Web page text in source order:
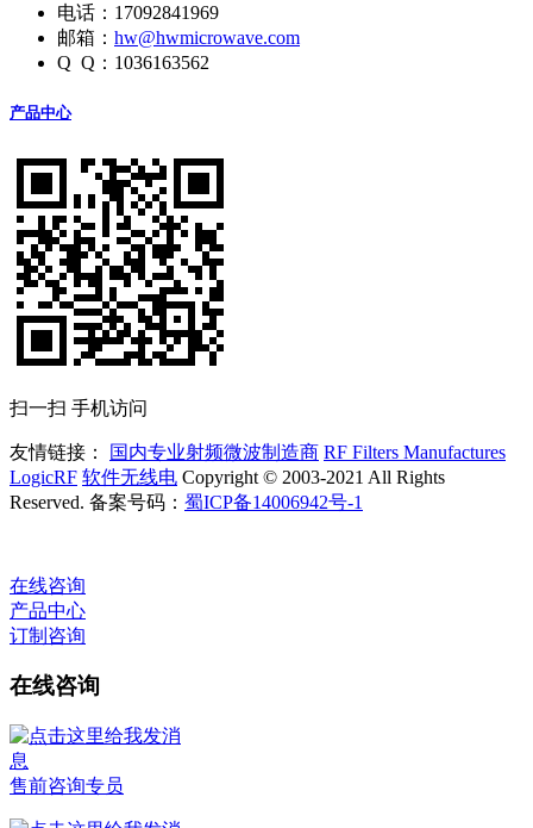
电话：17092841969
邮箱： hw@hwmicrowave.com
Q Q：1036163562
产品中心
扫一扫 手机访问
友情链接： 国内专业射频微波制造商 RF Filters Manufactures
LogicRF 软件无线电 Copyright © 2003-2021 All Rights
Reserved. 备案号码： 蜀ICP备14006942号-1
在线咨询
产品中心
订制咨询
在线咨询
售前咨询专员